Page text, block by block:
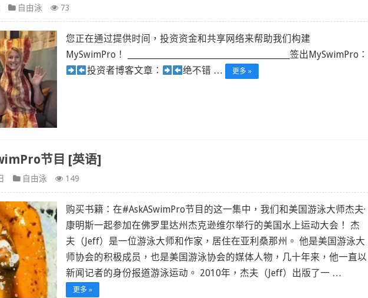
自由泳 73
您正在通过提供时间，投资资金和共享网络来帮助我们构建
MySwimPro！ ______________________________________________签出MySwimPro：
投资者博客文章：
绝不错 … 更多 »
节目 [英语]
自由泳 149
购买书籍：在#AskASwimPro节目的这一集中，我们和美国游泳大师杰夫·
康明斯一起参加在佛罗里达州杰克逊维尔举行的美国水上运动大会！ 杰
夫（Jeff）是一位游泳大师和作家，居住在亚利桑那州。 他是美国游泳大
师协会的积极成员，也是美国游泳协会的媒体人物，几十年来，他一直以
新闻记者的身份报道游泳运动。 2010年，杰夫（Jeff）出版了一 …
更多 »